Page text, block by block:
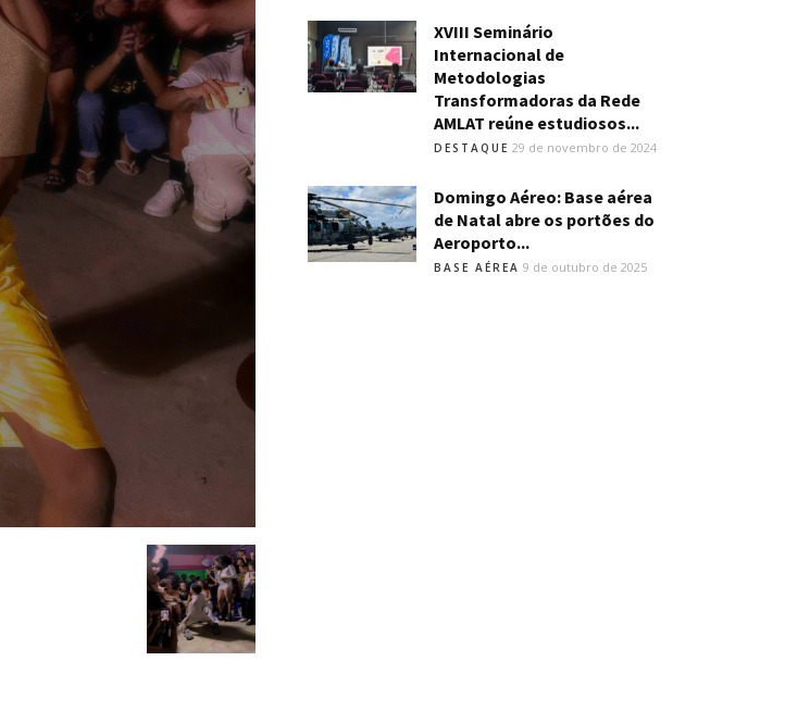
XVIII Seminário
Internacional de
Metodologias
Transformadoras da Rede
AMLAT reúne estudiosos...
DESTAQUE 29 de novembro de 2024
Domingo Aéreo: Base aérea
de Natal abre os portões do
Aeroporto...
BASE AÉREA 9 de outubro de 2025